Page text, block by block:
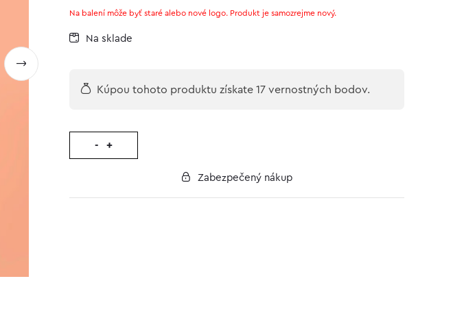
zákazníckych
Na balení môže byť staré alebo nové logo. Produkt je samozrejme nový.
Na sklade
Kúpou tohoto produktu získate 17 vernostných bodov.
- +
Zabezpečený nákup